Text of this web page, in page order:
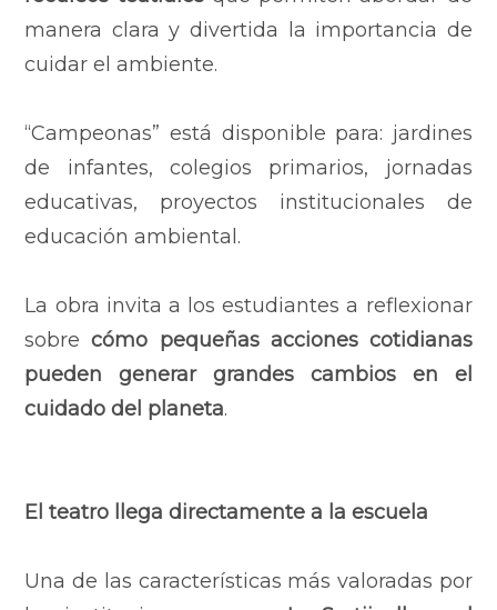
manera clara y divertida la importancia de
cuidar el ambiente.
“Campeonas” está disponible para: jardines
de infantes, colegios primarios, jornadas
educativas, proyectos institucionales de
educación ambiental.
La obra invita a los estudiantes a reflexionar
sobrecómo pequeñas acciones cotidianas
pueden generar grandes cambios en el
cuidado del planeta.
El teatro llega directamente a la escuela
Una de las características más valoradas por